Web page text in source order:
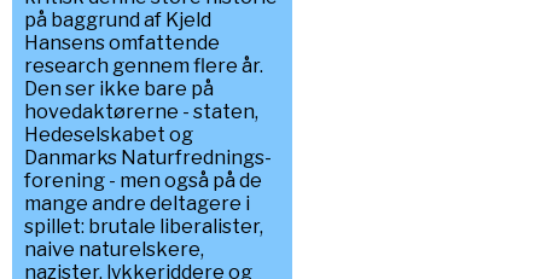
på baggrund af Kjeld
Hansens omfattende
research gennem flere år.
Den ser ikke bare på
hovedaktørerne - staten,
Hedeselskabet og
Danmarks Naturfrednings-
forening - men også på de
mange andre deltagere i
spillet: brutale liberalister,
naive naturelskere,
nazister, lykkeriddere og